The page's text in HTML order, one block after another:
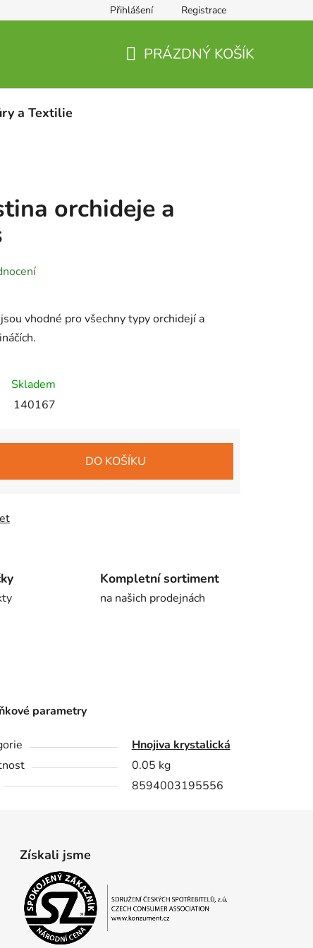
Přihlášení Registrace
PRÁZDNÝ KOŠÍK
a Textilie
orchideje a
vhodné pro všechny typy orchidejí a
Skladem
140167
DO KOŠÍKU
Kompletní sortiment
na našich prodejnách
parametry
Hnojiva krystalická
0.05 kg
8594003195556
Získali jsme